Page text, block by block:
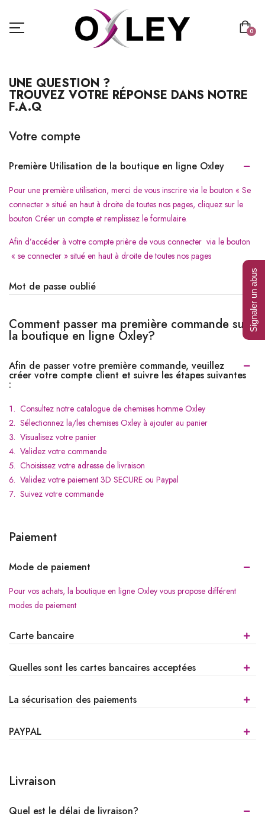
0
UNE QUESTION ?
TROUVEZ VOTRE RÉPONSE DANS NOTRE
F.A.Q
Votre compte
Première Utilisation de la boutique en ligne Oxley
Pour une première utilisation, merci de vous inscrire via le bouton « Se
connecter » situé en haut à droite de toutes nos pages, cliquez sur le
bouton Créer un compte et remplissez le formulaire.
Afin d’accéder à votre compte prière de vous connecter via le bouton
« se connecter » situé en haut à droite de toutes nos pages
Mot de passe oublié
Comment passer ma première commande sur
la boutique en ligne Oxley?
Afin de passer votre première commande, veuillez
créer votre compte client et suivre les étapes suivantes
:
Consultez notre catalogue de chemises homme Oxley
Sélectionnez la/les chemises Oxley à ajouter au panier
Visualisez votre panier
Validez votre commande
Choisissez votre adresse de livraison
Validez votre paiement 3D SECURE ou Paypal
Suivez votre commande
Paiement
Mode de paiement
Pour vos achats, la boutique en ligne Oxley vous propose différent
modes de paiement
Carte bancaire
Quelles sont les cartes bancaires acceptées
La sécurisation des paiements
PAYPAL
Livraison
Quel est le délai de livraison?
Signaler un abus